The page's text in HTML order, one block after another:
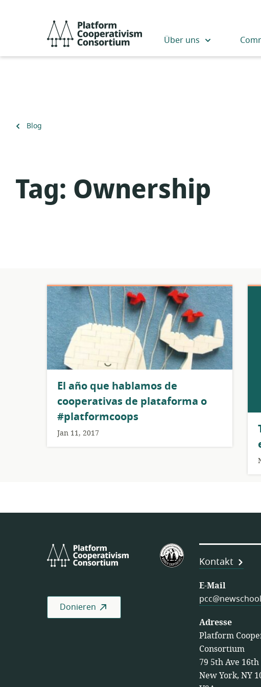
Cooperativism
Über uns
Zurück
Blog
Tag: Ownership
El año que hablamos de
cooperativas de plataforma o
#platformcoops
Jan 11, 2017
Platform
Cooperativism
U.S.
Federation
Worker
Cooperatives
Donieren
Kontakt
E-Mail
Adresse
Platform
Consortium
79 5th Ave
New York, NY